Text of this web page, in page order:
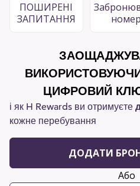
ПОШИРЕНІ
ЗАПИТАННЯ
номер
ЦИФРОВИЙ
і як H Rewards ви отримуєте
кожне перебування
ДОДАТИ
Або